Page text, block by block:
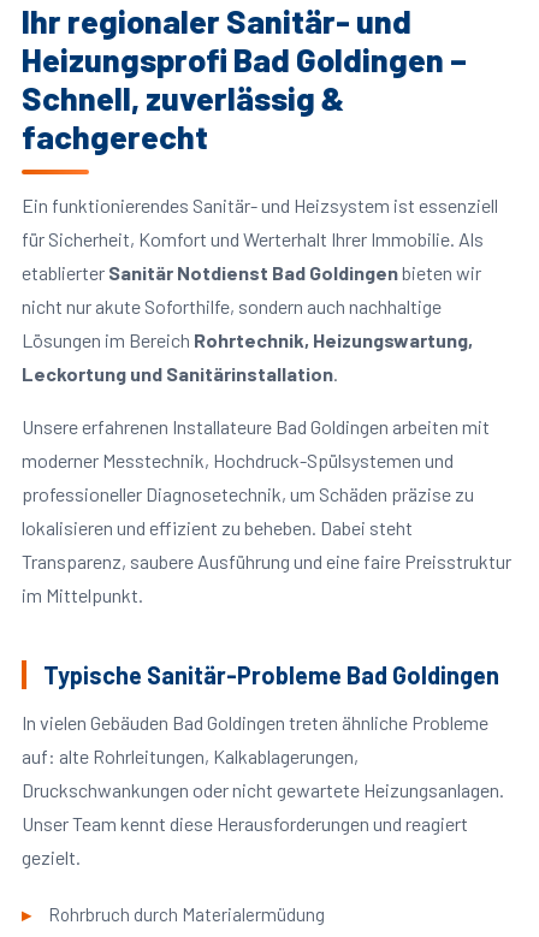
Ihr regionaler Sanitär- und
Heizungsprofi Bad Goldingen –
Schnell, zuverlässig &
fachgerecht
Ein funktionierendes Sanitär- und Heizsystem ist essenziell
für Sicherheit, Komfort und Werterhalt Ihrer Immobilie. Als
etablierter Sanitär Notdienst Bad Goldingenbieten wir
nicht nur akute Soforthilfe, sondern auch nachhaltige
Lösungen im Bereich Rohrtechnik, Heizungswartung,
Leckortung und Sanitärinstallation.
Unsere erfahrenen Installateure Bad Goldingen arbeiten mit
moderner Messtechnik, Hochdruck-Spülsystemen und
professioneller Diagnosetechnik, um Schäden präzise zu
lokalisieren und effizient zu beheben. Dabei steht
Transparenz, saubere Ausführung und eine faire Preisstruktur
im Mittelpunkt.
Typische Sanitär-Probleme Bad Goldingen
In vielen Gebäuden Bad Goldingen treten ähnliche Probleme
auf: alte Rohrleitungen, Kalkablagerungen,
Druckschwankungen oder nicht gewartete Heizungsanlagen.
Unser Team kennt diese Herausforderungen und reagiert
gezielt.
Rohrbruch durch Materialermüdung